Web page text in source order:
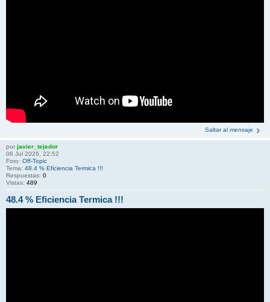
Saltar al mensaje
por javier_tejedor
06 Jul 2026, 22:52
Foro: Off-Topic
Tema: 48.4 % Eficiencia Termica !!!
Respuestas: 0
Vistas: 489
48.4 % Eficiencia Termica !!!